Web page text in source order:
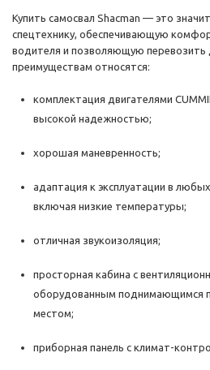
Купить самосвал Shacman — это
спецтехнику, обеспечивающую
водителя и позволяющую перевозить
преимуществам относятся:
комплектация двигателями
высокой надежностью;
хорошая маневренность;
адаптация к эксплуатации в
включая низкие температуры;
отличная звукоизоляция;
просторная кабина с
оборудованным поднимающимся
местом;
приборная панель с климат-